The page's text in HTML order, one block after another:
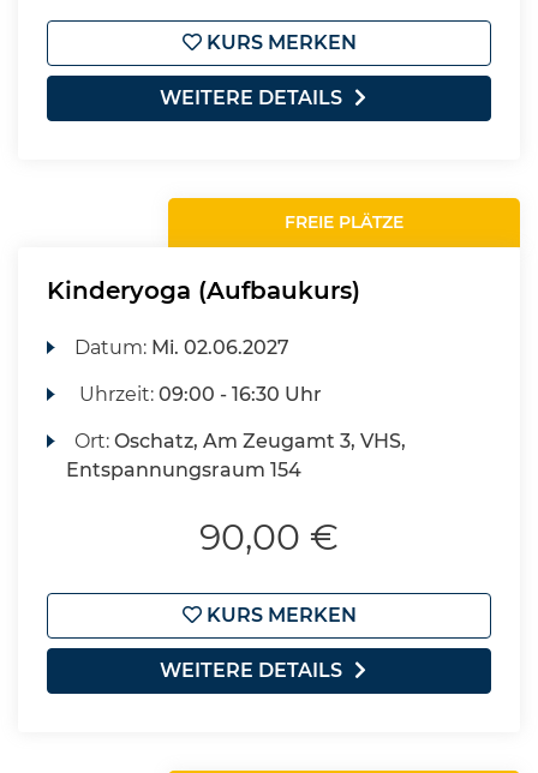
KURS MERKEN
WEITERE DETAILS
FREIE PLÄTZE
Kinderyoga (Aufbaukurs)
Datum: Mi. 02.06.2027
Uhrzeit:09:00 - 16:30 Uhr
Ort:Oschatz, Am Zeugamt 3, VHS,
Entspannungsraum 154
90,00 €
KURS MERKEN
WEITERE DETAILS